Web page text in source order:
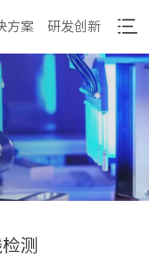
方案 研发创新
测